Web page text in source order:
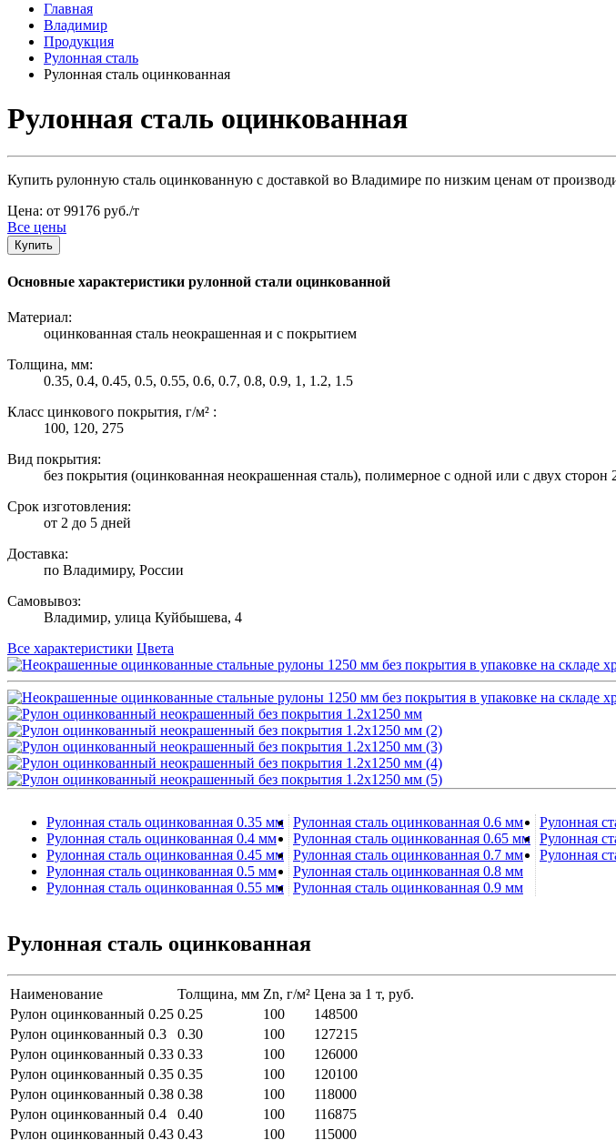
Главная
Владимир
Продукция
Рулонная сталь
Рулонная сталь оцинкованная
Рулонная сталь оцинкованная
Купить рулонную сталь оцинкованную с доставкой во Владимире по низким ценам от
Цена: от 99176 руб./т
Все цены
Купить
Основные характеристики рулонной стали оцинкованной
Материал:
оцинкованная сталь неокрашенная и с покрытием
Толщина, мм:
0.35, 0.4, 0.45, 0.5, 0.55, 0.6, 0.7, 0.8, 0.9, 1, 1.2, 1.5
Класс цинкового покрытия, г/м² :
100, 120, 275
Вид покрытия:
без покрытия (оцинкованная неокрашенная сталь), полимерное с одной или с двух сторон
Срок изготовления:
от 2 до 5 дней
Доставка:
по Владимиру, России
Самовывоз:
Владимир, улица Куйбышева, 4
Все характеристики Цвета
Рулонная сталь оцинкованная 0.35 мм
Рулонная сталь оцинкованная 0.4 мм
Рулонная сталь оцинкованная 0.45 мм
Рулонная сталь оцинкованная 0.5 мм
Рулонная сталь оцинкованная 0.55 мм
Рулонная сталь оцинкованная 0.6 мм
Рулонная сталь оцинкованная 0.65 мм
Рулонная сталь оцинкованная 0.7 мм
Рулонная сталь оцинкованная 0.8 мм
Рулонная сталь оцинкованная 0.9 мм
Рулонная
Рулонная
Рулонная
Рулонная сталь оцинкованная
Наименование Толщина, мм Zn, г/м² Цена за 1 т, руб.
Рулон оцинкованный 0.25 0.25 100
148500
Рулон оцинкованный 0.3
0.30 100
127215
Рулон оцинкованный 0.33 0.33 100
126000
Рулон оцинкованный 0.35 0.35 100
120100
Рулон оцинкованный 0.38 0.38 100
118000
Рулон оцинкованный 0.4
0.40 100
116875
Рулон оцинкованный 0.43 0.43 100
115000